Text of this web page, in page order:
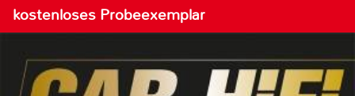
kostenloses Probeexemplar